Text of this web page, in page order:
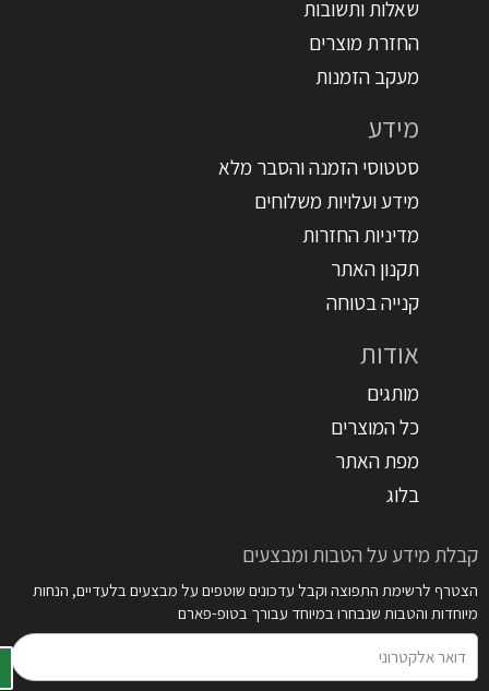
שאלות ותשובות
החזרת מוצרים
מעקב הזמנות
מידע
סטטוסי הזמנה והסבר מלא
מידע ועלויות משלוחים
מדיניות החזרות
תקנון האתר
קנייה בטוחה
אודות
מותגים
כל המוצרים
מפת האתר
בלוג
קבלת מידע על הטבות ומבצעים
הצטרף לרשימת התפוצה וקבל עדכונים שוטפים על מבצעים בלעדיים, הנחות
מיוחדות והטבות שנבחרו במיוחד עבורך בטופ-פארם
אלקטרוני